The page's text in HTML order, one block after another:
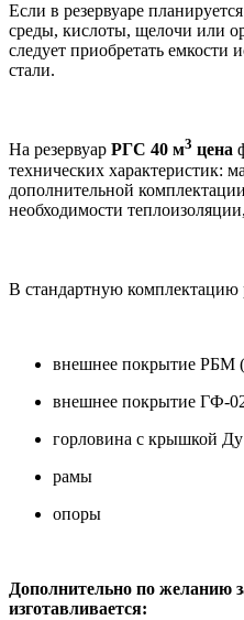
Если в резервуаре
среды, кислоты, щелочи или
следует приобретать
стали.
На резервуар РГС 40 м3 цена
технических характеристик:
дополнительной
необходимости
В стандартную комплектацию
внешнее покрытие РБМ
внешнее покрытие ГФ-
горловина с крышкой
рамы
опоры
Дополнительно по желанию
изготавливается: